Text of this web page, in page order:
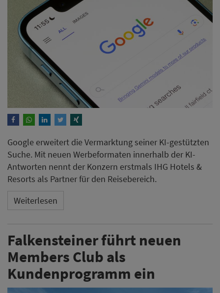
Google erweitert die Vermarktung seiner KI-gestützten
Suche. Mit neuen Werbeformaten innerhalb der KI-
Antworten nennt der Konzern erstmals IHG Hotels &
Resorts als Partner für den Reisebereich.
Weiterlesen
Falkensteiner führt neuen
Members Club als
Kundenprogramm ein